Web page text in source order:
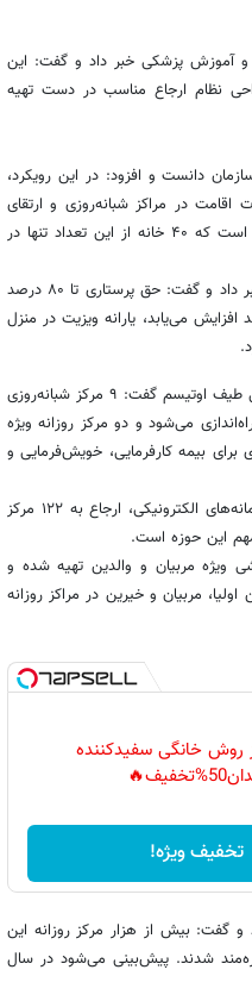
و آموزش پزشکی خبر داد و گفت: این
نظام ارجاع مناسب در دست تهیه
دانست و افزود: در این رویکرد،
در مراکز شبانه‌روزی و ارتقای
کیفیت خدمات دنبال می‌شود. در حال حاضر ۳۰۶ خانه حمایتی در کشور فعال است که ۴۰ خانه از این تعداد تنها در
ایسنا در خبری نوشت:حسینی از پیشنهاد افزایش یارانه‌های خدمات توانبخشی خبر داد و گفت: حق پرستاری تا ۸۰ درصد
یارانه خدمات افراد دارای اوتیسم و ضایعه نخاعی ۹۰ درصد افزایش می‌یابد، یارانه ویزیت در منزل
رئیس سازمان بهزیستی کشور با اشاره به توسعه خدمات ویژه افراد دارای اختلال طیف اوتیسم گفت: ۹ مرکز شبانه‌روزی
مرکز جدید در سال جاری راه‌اندازی می‌شود و دو مرکز روزانه ویژه
برای بیمه کارفرمایی، خویش‌فرمایی و
حسینی گفت: تشخیص زودهنگام اوتیسم در دو سالگی، غربالگری از طریق سامانه‌های الکترونیکی، ارجاع به ۱۲۲ مرکز
این حوزه است.
ویژه مربیان و والدین تهیه شده و
مربیان و خیرین در مراکز روزانه
روش خانگی سفیدکننده
تخفیف ویژه!
گفت: بیش از هزار مرکز روزانه این
و ۶۱۷ نفر از این خدمات بهره‌مند شدند. پیش‌بینی می‌شود در سال